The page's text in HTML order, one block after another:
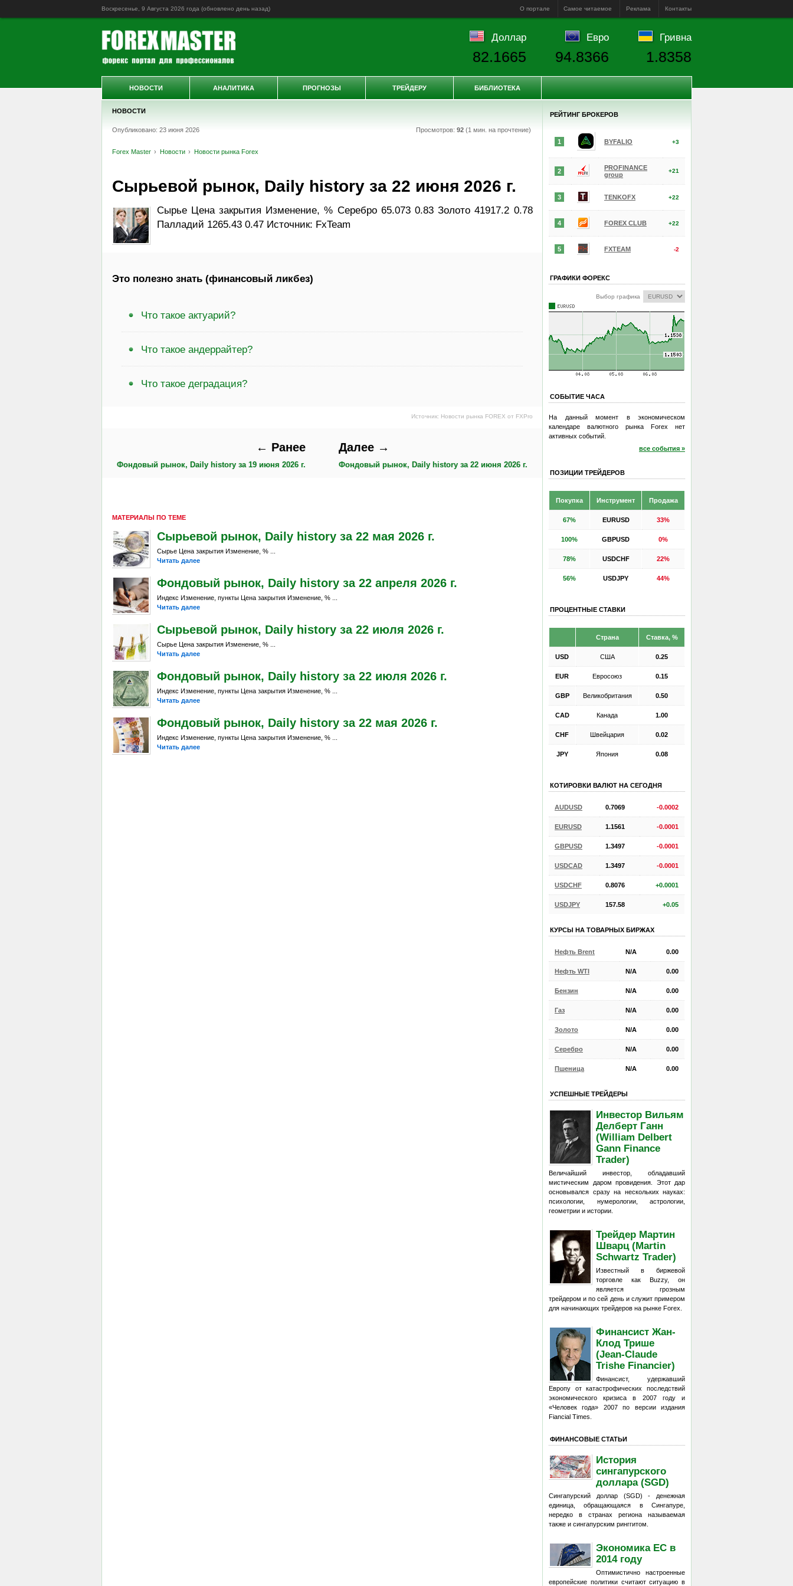
Воскресенье, 9 Августа 2026 года (обновлено день назад) О портале Самое читаемое Реклама Контакты
НОВОСТИ
Опубликовано: 23 июня 2026 Просмотров: 92(1 мин. на прочтение)
Forex Master Новости Новости рынка Forex
Сырьевой рынок, Daily history за 22 июня 2026 г.
Сырье Цена закрытия Изменение, % Серебро 65.073 0.83 Золото 41917.2 0.78
Палладий 1265.43 0.47 Источник: FxTeam
Это полезно знать (финансовый ликбез)
Что такое актуарий?
Что такое андеррайтер?
Что такое деградация?
Источник: Новости рынка FOREX от FXPro
← Ранее
Фондовый рынок, Daily history за 19 июня 2026 г.
Далее →
Фондовый рынок, Daily history за 22 июня 2026 г.
МАТЕРИАЛЫ ПО ТЕМЕ
Сырьевой рынок, Daily history за 22 мая 2026 г.
Сырье Цена закрытия Изменение, % ...
Читать далее
Фондовый рынок, Daily history за 22 апреля 2026 г.
Индекс Изменение, пункты Цена закрытия Изменение, % ...
Читать далее
Сырьевой рынок, Daily history за 22 июля 2026 г.
Сырье Цена закрытия Изменение, % ...
Читать далее
Фондовый рынок, Daily history за 22 июля 2026 г.
Индекс Изменение, пункты Цена закрытия Изменение, % ...
Читать далее
Фондовый рынок, Daily history за 22 мая 2026 г.
Индекс Изменение, пункты Цена закрытия Изменение, % ...
Читать далее
РЕЙТИНГ БРОКЕРОВ
1 BYFALIO +3
2
PROFINANCE
group
+21
3 TENKOFX +22
4 FOREX CLUB +22
5 FXTEAM -2
ГРАФИКИ ФОРЕКС
Выбор графика
СОБЫТИЕ ЧАСА
На данный момент в экономическом
календаре валютного рынка Forex нет
активных событий.
все события »
ПОЗИЦИИ ТРЕЙДЕРОВ
Покупка Инструмент Продажа
67% EURUSD 33%
100% GBPUSD 0%
78% USDCHF 22%
56% USDJPY 44%
ПРОЦЕНТНЫЕ СТАВКИ
Страна Ставка, %
USD США 0.25
EUR Евросоюз 0.15
GBP Великобритания 0.50
CAD Канада 1.00
CHF Швейцария 0.02
JPY Япония 0.08
КОТИРОВКИ ВАЛЮТ НА СЕГОДНЯ
AUDUSD 0.7069 -0.0002
EURUSD 1.1561 -0.0001
GBPUSD 1.3497 -0.0001
USDCAD 1.3497 -0.0001
USDCHF 0.8076 +0.0001
USDJPY 157.58 +0.05
КУРСЫ НА ТОВАРНЫХ БИРЖАХ
Нефть Brent N/A 0.00
Нефть WTI N/A 0.00
Бензин N/A 0.00
Газ N/A 0.00
Золото N/A 0.00
Серебро N/A 0.00
Пшеница N/A 0.00
УСПЕШНЫЕ ТРЕЙДЕРЫ
Инвестор Вильям
Делберт Ганн
(William Delbert
Gann Finance
Trader)
Величайший инвестор, обладавший
мистическим даром провидения. Этот дар
основывался сразу на нескольких науках:
психологии, нумерологии, астрологии,
геометрии и истории.
Трейдер Мартин
Шварц (Martin
Schwartz Trader)
Известный в биржевой
торговле как Buzzy, он
является грозным
трейдером и по сей день и служит примером
для начинающих трейдеров на рынке Forex.
Финансист Жан-
Клод Трише
(Jean-Claude
Trishe Financier)
Финансист, удержавший
Европу от катастрофических последствий
экономического кризиса в 2007 году и
«Человек года» 2007 по версии издания
Fiancial Times.
ФИНАНСОВЫЕ СТАТЬИ
История
сингапурского
доллара (SGD)
Сингапурский доллар (SGD) - денежная
единица, обращающаяся в Сингапуре,
нередко в странах региона называемая
также и сингапурским ринггитом.
Экономика ЕС в
2014 году
Оптимистично настроенные
европейские политики считают ситуацию в
Доллар
82.1665
Евро
94.8366
Гривна
1.8358
НОВОСТИ АНАЛИТИКА ПРОГНОЗЫ ТРЕЙДЕРУ БИБЛИОТЕКА